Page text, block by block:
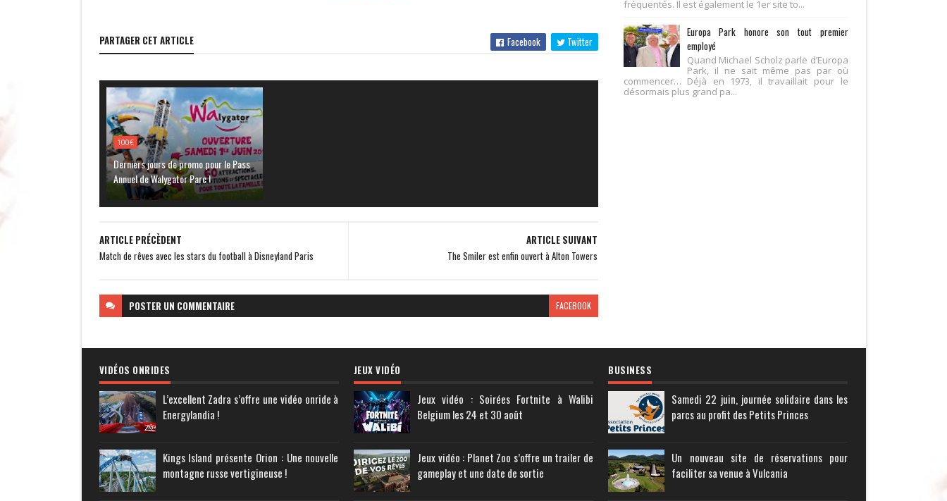
PARTAGER CET ARTICLE Facebook Twitter
100€
Derniers jours de promo pour le Pass
Annuel de Walygator Parc !
ARTICLE SUIVANT
The Smiler est enfin ouvert à Alton Towers
ARTICLE PRÉCÈDENT
Match de rêves avec les stars du football à Disneyland Paris
POSTER UN COMMENTAIRE FACEBOOK
fréquentés. Il est également le 1er site to...
Europa Park honore son tout premier
employé
Quand Michael Scholz parle d’Europa
Park, il ne sait même pas par où
commencer… Déjà en 1973, il travaillait pour le
désormais plus grand pa...
VIDÉOS ONRIDES
L’excellent Zadra s’offre une vidéo onride à
Energylandia !
Kings Island présente Orion : Une nouvelle
montagne russe vertigineuse !
JEUX VIDÉO
Jeux vidéo : Soirées Fortnite à Walibi
Belgium les 24 et 30 août
Jeux vidéo : Planet Zoo s’offre un trailer de
gameplay et une date de sortie
BUSINESS
Samedi 22 juin, journée solidaire dans les
parcs au profit des Petits Princes
Un nouveau site de réservations pour
faciliter sa venue à Vulcania